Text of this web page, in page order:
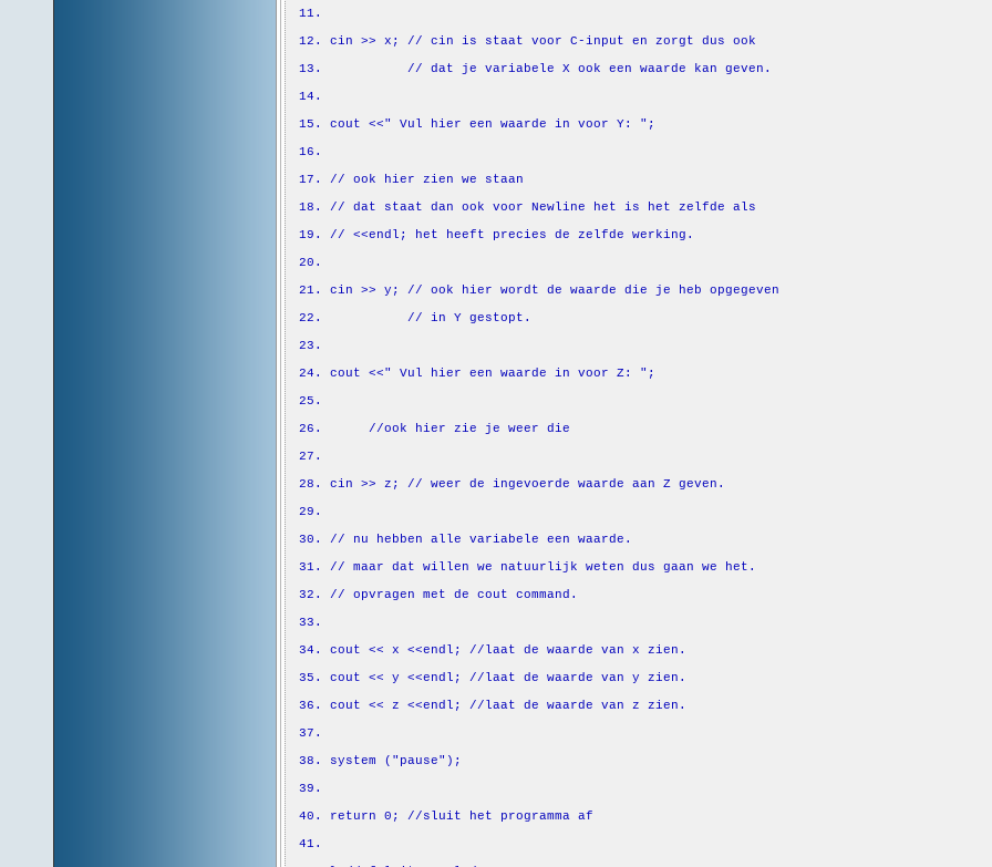
cin >> x; // cin is staat voor C-input en zorgt dus ook
// dat je variabele X ook een waarde kan geven.
cout <<" Vul hier een waarde in voor Y: " ;
// ook hier zien we staan
// dat staat dan ook voor Newline het is het zelfde als
// <<endl; het heeft precies de zelfde werking.
cin >> y; // ook hier wordt de waarde die je heb opgegeven
// in Y gestopt.
cout <<" Vul hier een waarde in voor Z: " ;
//ook hier zie je weer die
cin >> z; // weer de ingevoerde waarde aan Z geven.
// nu hebben alle variabele een waarde.
// maar dat willen we natuurlijk weten dus gaan we het.
// opvragen met de cout command.
cout << x <<endl; //laat de waarde van x zien.
cout << y <<endl; //laat de waarde van y zien.
cout << z <<endl; //laat de waarde van z zien.
system ( "pause" ) ;
return 0 ; //sluit het programma af